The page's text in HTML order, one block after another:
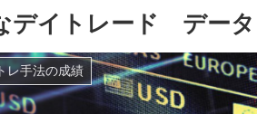
デイトレード デー
レ手法の成績